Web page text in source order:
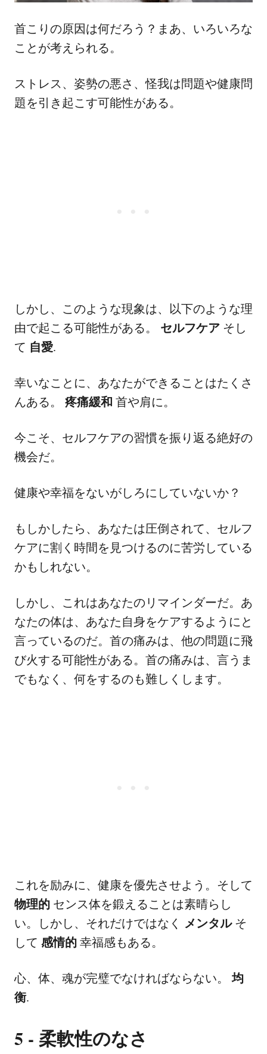
首こりの原因は何だろう？まあ、いろいろな
ことが考えられる。
ストレス、姿勢の悪さ、怪我は問題や健康問
題を引き起こす可能性がある。
しかし、このような現象は、以下のような理
由で起こる可能性がある。 セルフケア そし
て 自愛.
幸いなことに、あなたができることはたくさ
んある。 疼痛緩和 首や肩に。
今こそ、セルフケアの習慣を振り返る絶好の
機会だ。
健康や幸福をないがしろにしていないか？
もしかしたら、あなたは圧倒されて、セルフ
ケアに割く時間を見つけるのに苦労している
かもしれない。
しかし、これはあなたのリマインダーだ。あ
なたの体は、あなた自身をケアするようにと
言っているのだ。首の痛みは、他の問題に飛
び火する可能性がある。首の痛みは、言うま
でもなく、何をするのも難しくします。
これを励みに、健康を優先させよう。そして
物理的 センス体を鍛えることは素晴らし
い。しかし、それだけではなく
メンタルそ
して 感情的 幸福感もある。
心、体、魂が完璧でなければならない。均
衡.
5 - 柔軟性のなさ